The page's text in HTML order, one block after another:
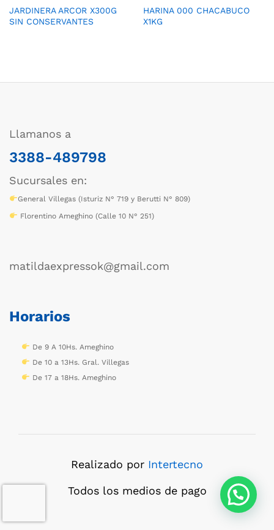
JARDINERA ARCOR X300G
SIN CONSERVANTES
HARINA 000 CHACABUCO
X1KG
Llamanos a
3388-489798
Sucursales en:
General Villegas (Isturiz N° 719 y Berutti N° 809)
Florentino Ameghino (Calle 10 N° 251)
matildaexpressok@gmail.com
Horarios
De 9 A 10Hs. Ameghino
De 10 a 13Hs. Gral. Villegas
De 17 a 18Hs. Ameghino
Realizado por Intertecno
Todos los medios de pago